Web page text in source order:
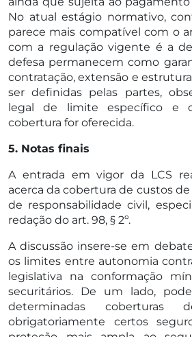
No atual estágio normativo,
parece mais compatível com o
com a regulação vigente é a
defesa permanecem como
contratação, extensão e
ser definidas pelas partes,
legal de limite específico e
cobertura for oferecida.
5. Notas finais
A entrada em vigor da LCS
acerca da cobertura de custos
de responsabilidade civil,
redação do art. 98, § 2º.
A discussão insere-se em
os limites entre autonomia
legislativa na conformação
securitários. De um lado,
determinadas coberturas
obrigatoriamente certos